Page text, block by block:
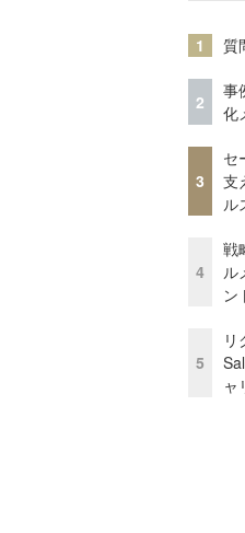
1 質
2
事
化
3
セ
支
ル
4
戦
ル
ン
5
リ
ャ